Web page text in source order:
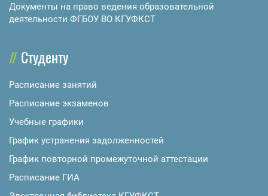
Документы на право ведения образовательной
деятельности ФГБОУ ВО КГУФКСТ
Студенту
Расписание занятий
Расписание экзаменов
Учебные графики
График устранения задолженностей
График повторной промежуточной аттестации
Расписание ГИА